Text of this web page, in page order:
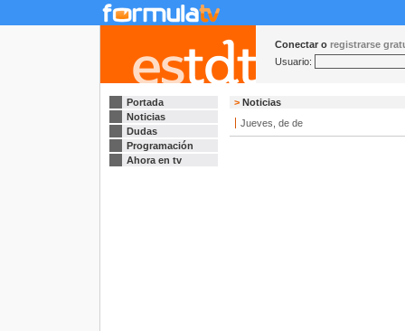
Conectar o registrarse
Usuario:
Portada
Noticias
Dudas
Programación
Ahora en tv
> Noticias
Jueves, de de